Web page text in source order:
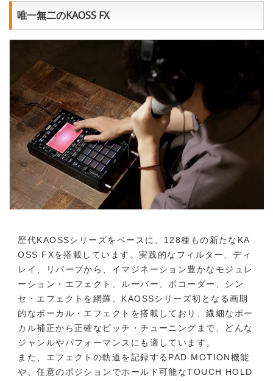
唯一無二のKAOSS FX
歴代KAOSSシリーズをベースに、128種もの新たなKA
OSS FXを搭載しています。実践的なフィルター、ディ
レイ、リバーブから、イマジネーション豊かなモジュレ
ーション・エフェクト、ルーパー、ボコーダー、シン
セ・エフェクトを網羅。KAOSSシリーズ初となる画期
的なボーカル・エフェクトを搭載しており、繊細なボー
カル補正から正確なピッチ・チューニングまで、どんな
ジャンルやパフォーマンスにも適しています。
また、エフェクトの軌道を記録するPAD MOTION機能
や、任意のポジションでホールド可能なTOUCH HOLD